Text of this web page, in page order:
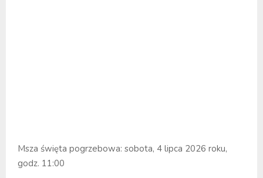
Msza święta pogrzebowa: sobota, 4 lipca 2026 roku,
godz. 11:00